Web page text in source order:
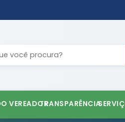
VEREADORTRANSPARÊNCIA